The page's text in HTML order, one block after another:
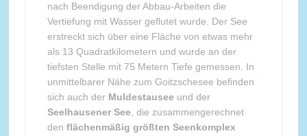
nach Beendigung der Abbau-Arbeiten die
Vertiefung mit Wasser geflutet wurde. Der See
erstreckt sich über eine Fläche von etwas mehr
als 13 Quadratkilometern und wurde an der
tiefsten Stelle mit 75 Metern Tiefe gemessen. In
unmittelbarer Nähe zum Goitzschesee befinden
sich auch der Muldestausee und der
Seelhausener See , die zusammengerechnet
den flächenmäßig größten Seenkomplex